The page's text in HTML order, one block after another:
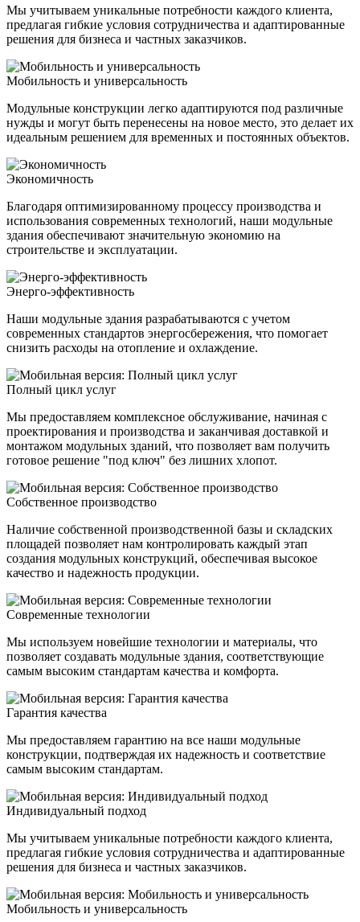
Мы учитываем уникальные потребности каждого клиента,
предлагая гибкие условия сотрудничества и адаптированные
решения для бизнеса и частных заказчиков.
Мобильность и универсальность
Модульные конструкции легко адаптируются под различные
нужды и могут быть перенесены на новое место, это делает их
идеальным решением для временных и постоянных объектов.
Экономичность
Благодаря оптимизированному процессу производства и
использования современных технологий, наши модульные
здания обеспечивают значительную экономию на
строительстве и эксплуатации.
Энерго-эффективность
Наши модульные здания разрабатываются с учетом
современных стандартов энергосбережения, что помогает
снизить расходы на отопление и охлаждение.
Полный цикл услуг
Мы предоставляем комплексное обслуживание, начиная с
проектирования и производства и заканчивая доставкой и
монтажом модульных зданий, что позволяет вам получить
готовое решение "под ключ" без лишних хлопот.
Собственное производство
Наличие собственной производственной базы и складских
площадей позволяет нам контролировать каждый этап
создания модульных конструкций, обеспечивая высокое
качество и надежность продукции.
Современные технологии
Мы используем новейшие технологии и материалы, что
позволяет создавать модульные здания, соответствующие
самым высоким стандартам качества и комфорта.
Гарантия качества
Мы предоставляем гарантию на все наши модульные
конструкции, подтверждая их надежность и соответствие
самым высоким стандартам.
Индивидуальный подход
Мы учитываем уникальные потребности каждого клиента,
предлагая гибкие условия сотрудничества и адаптированные
решения для бизнеса и частных заказчиков.
Мобильность и универсальность